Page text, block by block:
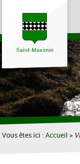
Vous êtes ici :Accueil >